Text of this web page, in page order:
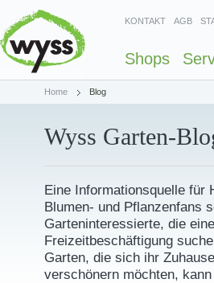
KONTAKT AGB
Shops
Home Blog
Wyss Garten-
Eine Informationsquelle für
Blumen- und Pflanzenfans
Garteninteressierte, die
Freizeitbeschäftigung
Garten, die sich ihr
verschönern möchten,